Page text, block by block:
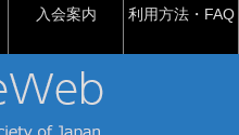
入会案内 利用方法・FAQ